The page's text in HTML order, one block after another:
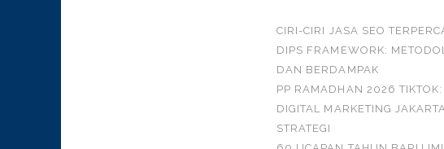
CIRI-CIRI JASA SEO
DIPS FRAMEWORK:
DAN BERDAMPAK
PP RAMADHAN 2026
DIGITAL MARKETING
STRATEGI